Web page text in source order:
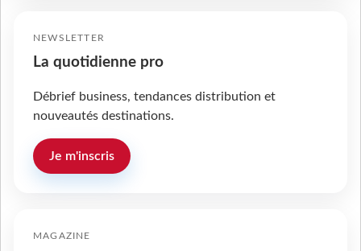
NEWSLETTER
La quotidienne pro
Débrief business, tendances distribution et
nouveautés destinations.
Je m'inscris
MAGAZINE